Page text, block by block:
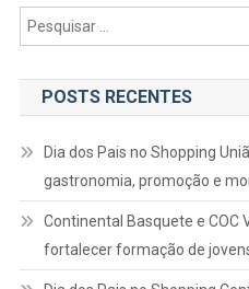
POSTS RECENTES
Dia dos Pais no Shopping
gastronomia, promoção e
Continental Basquete e COC
fortalecer formação de